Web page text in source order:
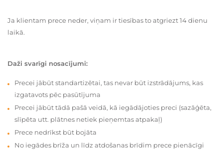
Ja klientam prece neder, viņam ir tiesības to atgriezt 14 dienu
laikā.
Daži svarīgi nosacījumi:
Precei jābūt standartizētai, tas nevar būt izstrādājums, kas
izgatavots pēc pasūtījuma
Precei jābūt tādā pašā veidā, kā iegādājoties preci (sazāģēta,
slīpēta utt. plātnes netiek pieņemtas atpakaļ)
Prece nedrīkst būt bojāta
No iegādes brīža un līdz atdošanas brīdim prece pienācīgi